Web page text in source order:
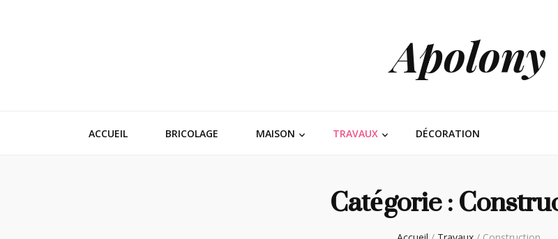
Apolony
ACCUEIL BRICOLAGE MAISON TRAVAUX DÉCORATION
Catégorie :